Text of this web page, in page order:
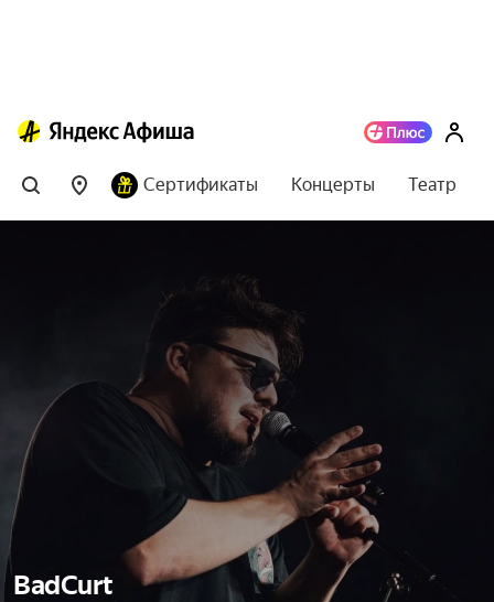
Сертификаты Концерты Театр
BadCurt